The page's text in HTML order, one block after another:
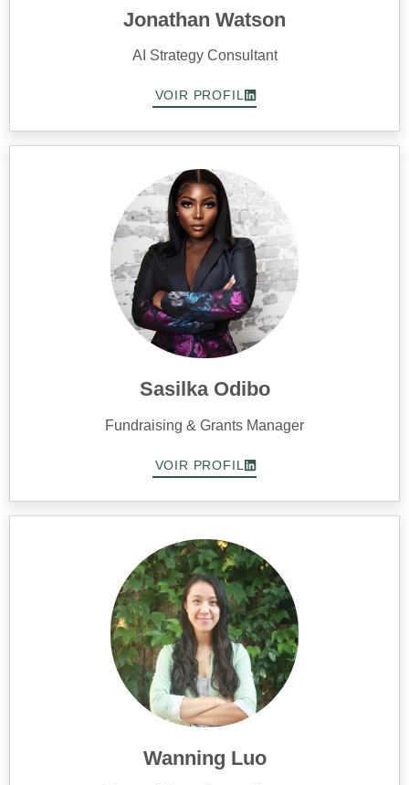
Jonathan Watson
AI Strategy Consultant
VOIR PROFIL
Sasilka Odibo
Fundraising & Grants Manager
VOIR PROFIL
Wanning Luo